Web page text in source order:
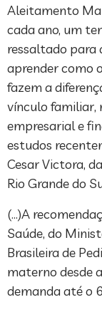
Aleitamento
cada ano, um
ressaltado para
aprender como
fazem a
vínculo familiar,
empresarial e
estudos
Cesar Victora,
Rio Grande do
(…)A
Saúde, do
Brasileira de
materno desde
demanda até o